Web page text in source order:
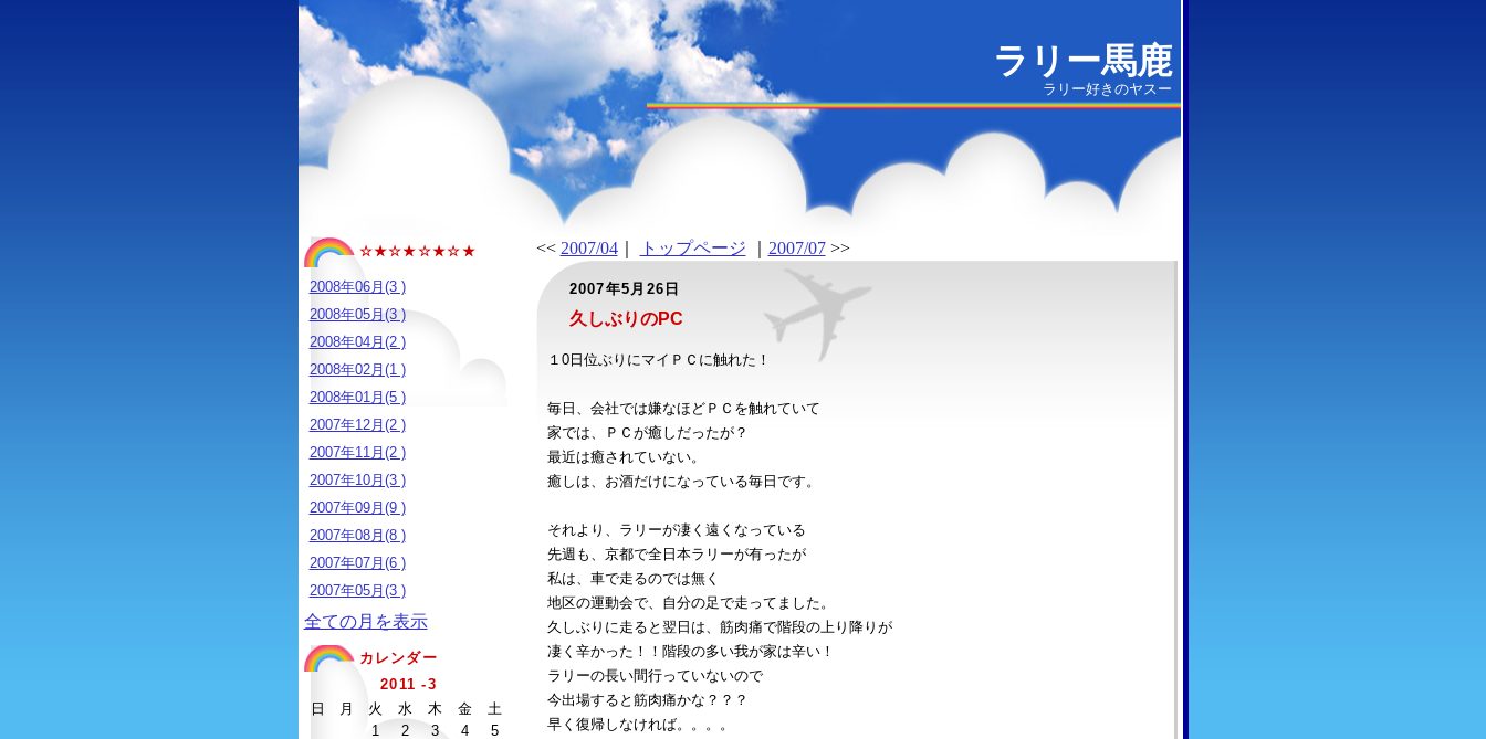
ラリー馬鹿
ラリー好きのヤスー
☆★☆★☆★☆★
2008年06月(3 )
2008年05月(3 )
2008年04月(2 )
2008年02月(1 )
2008年01月(5 )
2007年12月(2 )
2007年11月(2 )
2007年10月(3 )
2007年09月(9 )
2007年08月(8 )
2007年07月(6 )
2007年05月(3 )
全ての月を表示
カレンダー
2011 -3
日
月 火 水 木 金
土
1
2 3 4
5
<< 2007/04｜ トップページ 2007/07>>
2007年5月26日
久しぶりのPC
１0日位ぶりにマイＰＣに触れた！
毎日、会社では嫌なほどＰＣを触れていて
家では、ＰＣが癒しだったが？
最近は癒されていない。
癒しは、お酒だけになっている毎日です。
それより、ラリーが凄く遠くなっている
先週も、京都で全日本ラリーが有ったが
私は、車で走るのでは無く
地区の運動会で、自分の足で走ってました。
久しぶりに走ると翌日は、筋肉痛で階段の上り降りが
凄く辛かった！！階段の多い我が家は辛い！
ラリーの長い間行っていないので
今出場すると筋肉痛かな？？？
早く復帰しなければ。。。。